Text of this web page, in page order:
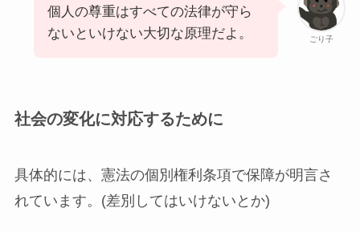
ごり子
個人の尊重はすべての法律が守ら
ないといけない大切な原理だよ。
社会の変化に対応するために
具体的には、憲法の個別権利条項で保障が明言さ
れています。(差別してはいけないとか)